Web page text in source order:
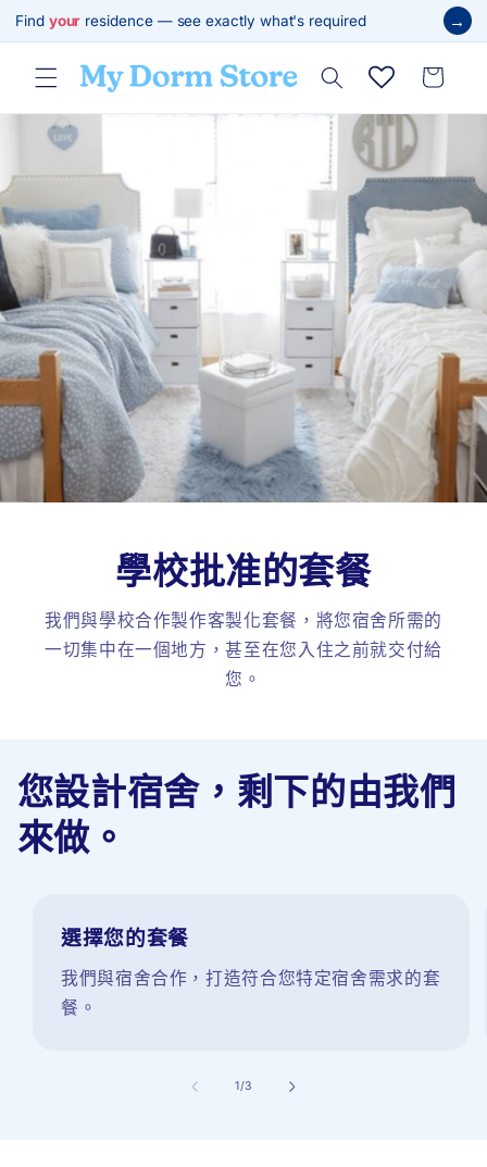
跳至內
容
Find your residence — see exactly what's required →
購
物
學校批准的套餐
我們與學校合作製作客製化套餐，將您宿舍所需的
一切集中在一個地方，甚至在您入住之前就交付給
您。
您設計宿舍，剩下的由我們
來做。
選擇您的套餐
我們與宿舍合作，打造符合您特定宿舍需求的套
餐。
1 //3